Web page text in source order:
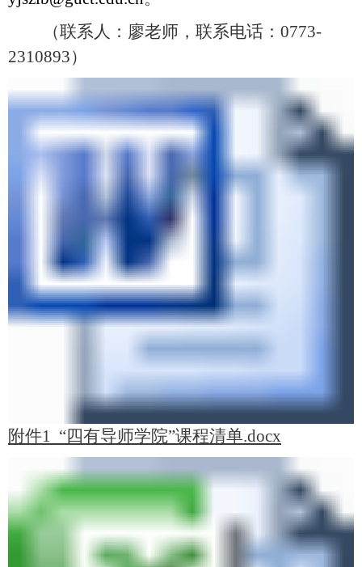
（联系人：廖老师，联系电话： 0773-
2310893）
附件1 “四有导师学院”课程清单.docx